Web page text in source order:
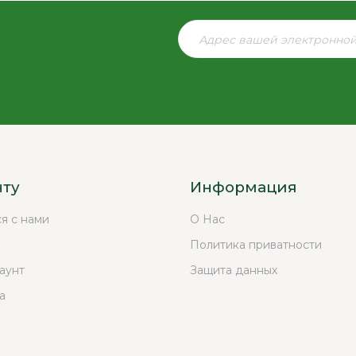
с нами
Информация
О Нас
Политика приватности
Защита данных